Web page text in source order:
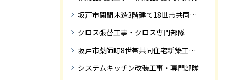
坂戸市関間木造3階建て18世帯共同住宅の完成迄紹介
クロス張替工事・クロス専門部隊
坂戸市薬師町8世帯共同住宅新築工事完成迄の紹介です
システムキッチン改装工事・専門部隊